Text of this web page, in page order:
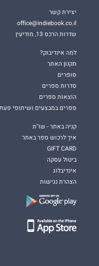
יצירת קשר
office@indiebook.co.il
שדרות הרכס 13, מודיעין
למה אינדיבוק?
תקנון האתר
סופרים
סדרות ספרים
הוצאות ספרים
ספרים במבצעים ושיתופי
קניה באתר - שו"ת
איך לרכוש ספר באתר
GIFT CARD
ביטול עסקה
אינדיבלוג
הצהרת נגישות